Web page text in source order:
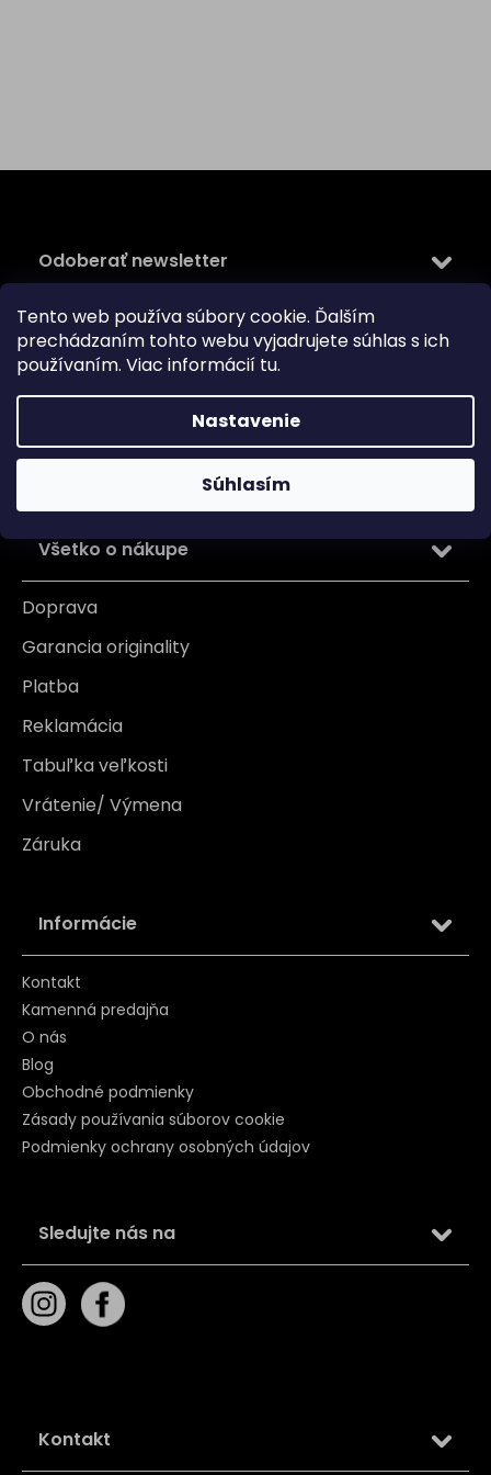
Tento web používa súbory cookie. Ďalším
prechádzaním tohto webu vyjadrujete súhlas s ich
používaním. Viac informácií tu.
Nastavenie
Súhlasím
t
Odoberať newsletter
Vložte svoj e-mail a my Vám budeme zasielať informácie
o nových produktoch na našom e-shope.
Email
Vložením e-mailu súhlasíte spodmienkami ochrany
Všetko o nákupe
Doprava
Garancia originality
Platba
Reklamácia
Tabuľka veľkosti
Vrátenie/ Výmena
Záruka
Informácie
Kontakt
Kamenná predajňa
O nás
Blog
Obchodné podmienky
Zásady používania súborov cookie
Podmienky ochrany osobných údajov
Sledujte nás na
Kontakt